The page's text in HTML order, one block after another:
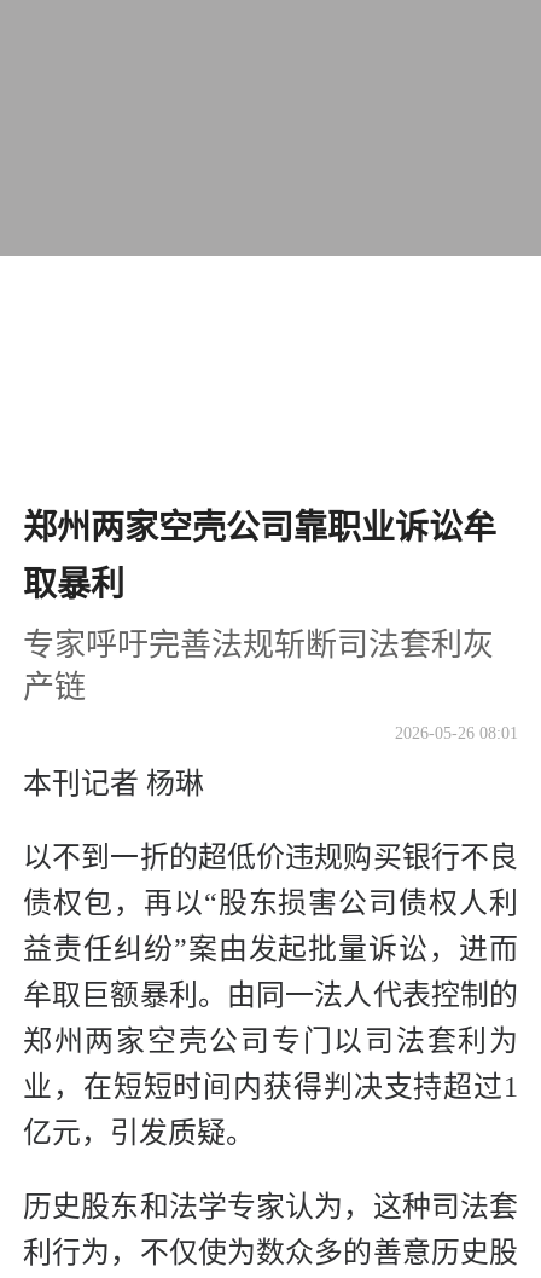
郑州两家空壳公司靠职业诉讼牟
取暴利
专家呼吁完善法规斩断司法套利灰
产链
2026-05-26 08:01
本刊记者 杨琳
以不到一折的超低价违规购买银行不良
债权包，再以“股东损害公司债权人利
益责任纠纷”案由发起批量诉讼，进而
牟取巨额暴利。由同一法人代表控制的
郑州两家空壳公司专门以司法套利为
业，在短短时间内获得判决支持超过1
亿元，引发质疑。
历史股东和法学专家认为，这种司法套
利行为，不仅使为数众多的善意历史股